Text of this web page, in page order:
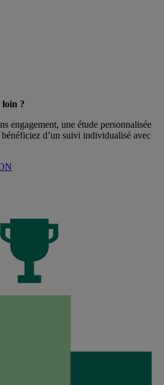
loin ?
engagement, une étude personnalisée
d’un suivi individualisé avec